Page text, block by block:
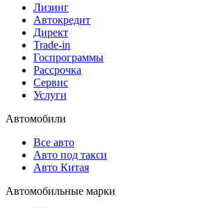
Лизинг
Автокредит
Директ
Trade-in
Госпрограммы
Рассрочка
Сервис
Услуги
Автомобили
Все авто
Авто под такси
Авто Китая
Автомобильные марки